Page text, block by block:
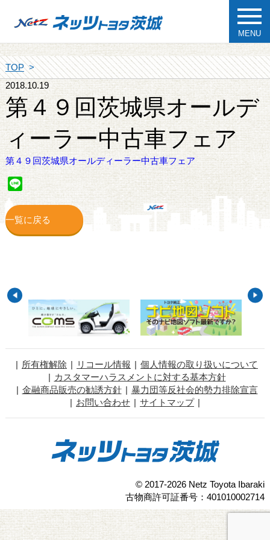
MENU
TOP
2018.10.19
第４９回茨城県オールデ
ィーラー中古車フェア
第４９回茨城県オールディーラー中古車フェア
Line
一覧に戻る
所有権解除 リコール情報
個人情報の取り扱いについて
カスタマーハラスメントに対する基本方針
金融商品販売の勧誘方針
暴力団等反社会的勢力排除宣言
お問い合わせ
サイトマップ
© 2017-2026 Netz Toyota Ibaraki
古物商許可証番号：401010002714